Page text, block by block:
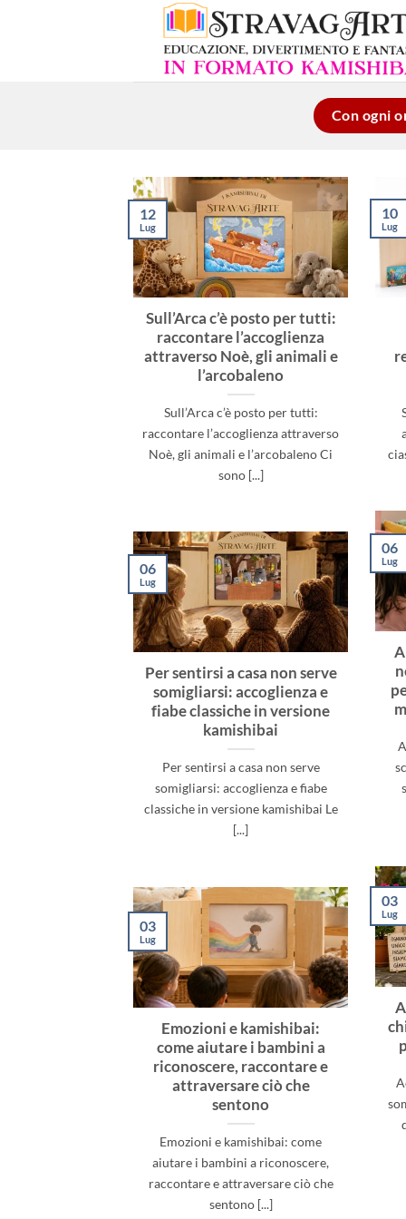
Con ogni
Sull’Arca c’è posto per tutti:
raccontare l’accoglienza
attraverso Noè, gli animali e
l’arcobaleno
Sull’Arca c’è posto per tutti:
raccontare l’accoglienza attraverso
Noè, gli animali e l’arcobaleno Ci
sono [...]
12
Lug
10
Lug
06
Lug
Per sentirsi a casa non serve
somigliarsi: accoglienza e
fiabe classiche in versione
kamishibai
Per sentirsi a casa non serve
somigliarsi: accoglienza e fiabe
classiche in versione kamishibai Le
[...]
06
Lug
03
Lug
Emozioni e kamishibai:
come aiutare i bambini a
riconoscere, raccontare e
attraversare ciò che
sentono
Emozioni e kamishibai: come
aiutare i bambini a riconoscere,
raccontare e attraversare ciò che
sentono [...]
03
Lug